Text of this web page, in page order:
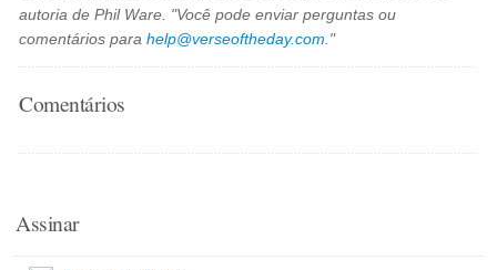
autoria de Phil Ware. "Você pode enviar perguntas ou
comentários parahelp@verseoftheday.com ."
Comentários
Assinar